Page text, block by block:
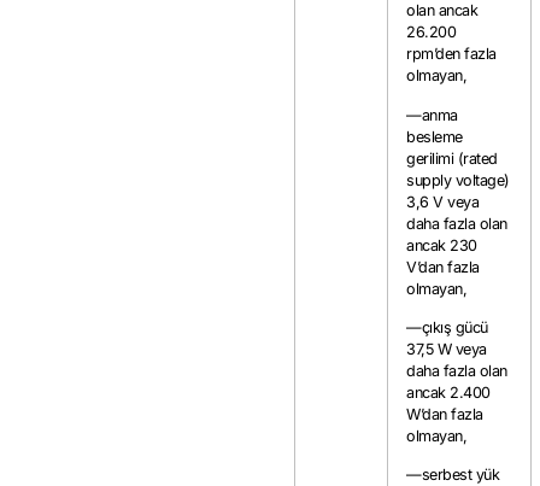
olan ancak
26.200
rpm’den fazla
olmayan,
—anma
besleme
gerilimi (rated
supply voltage)
3,6 V veya
daha fazla olan
ancak 230
V’dan fazla
olmayan,
—çıkış gücü
37,5 W veya
daha fazla olan
ancak 2.400
W’dan fazla
olmayan,
—serbest yük